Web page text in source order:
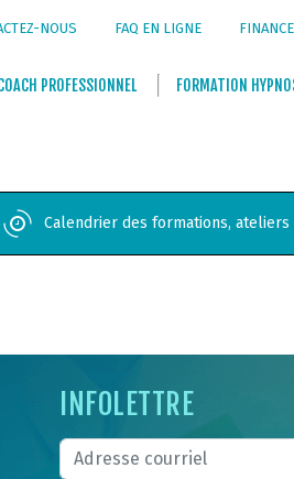
NOUS FAQ EN LIGNE
PROFESSIONNEL FORMATION
Calendrier des formations,
INFOLETTRE